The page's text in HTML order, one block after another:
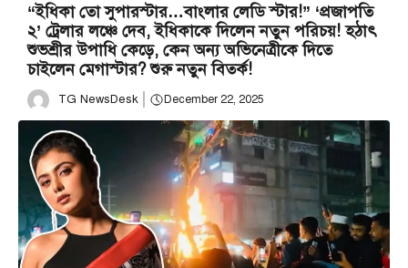
“ইধিকা তো সুপারস্টার…বাংলার লেডি স্টার!” ‘প্রজাপতি
২’ ট্রেলার লঞ্চে দেব, ইধিকাকে দিলেন নতুন পরিচয়! হঠাৎ
শুভশ্রীর উপাধি কেড়ে, কেন অন্য অভিনেত্রীকে দিতে
চাইলেন মেগাস্টার? শুরু নতুন বিতর্ক!
TG NewsDesk December 22, 2025